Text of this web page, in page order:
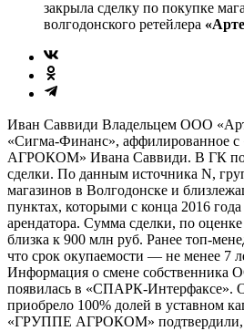
закрыла сделку по покупке
волгодонского ретейлера
Иван Саввиди Владельцем ООО
«Сигма-Финанс», аффилированное
АГРОКОМ» Ивана Саввиди. В ГК
сделки. По данным источника N,
магазинов в Волгодонске и
пунктах, которыми с конца 2016 года
арендатора. Сумма сделки, по
близка к 900 млн руб. Ранее топ-
что срок окупаемости — не менее 7
Информация о смене собственника
появилась в «СПАРК-
приобрело 100% долей в уставном
«ГРУППЕ АГРОКОМ» подтвердили,